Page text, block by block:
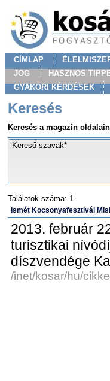
CÍMLAP
JOG
HASZNOS
GYAKORI KÉRDÉSEK
Keresés
Keresés a magazin oldalain
Kereső szavak*
Találatok száma: 1
Ismét Kocsonyafesztivál
2013. február
turisztikai
díszvendége
/inet/kosar/hu/